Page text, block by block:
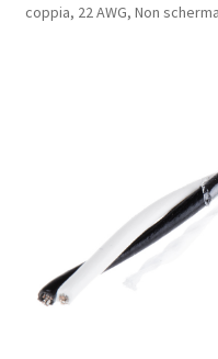
Виды доставки
Мой аккаунт
Оставить отзыв
coppia, 22 AWG, Non